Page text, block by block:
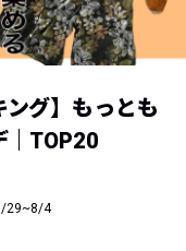
ング】もっとも
｜TOP20
29~8/4